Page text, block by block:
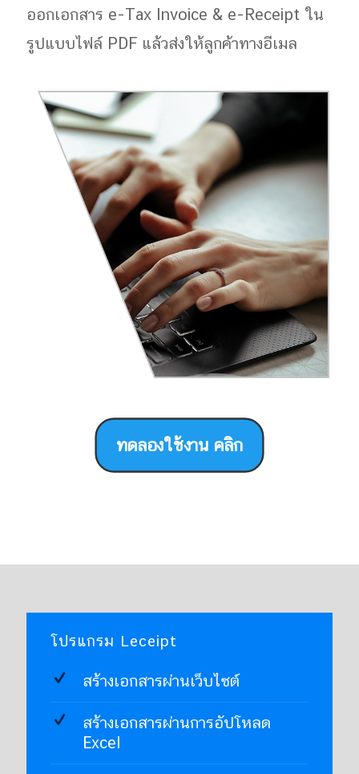
ออกเอกสาร e-Tax Invoice & e-Receipt ใน
รูปแบบไฟล์ PDF แล้วส่งให้ลูกค้าทางอีเมล
ทดลองใช้งาน คลิก
โปรแกรม Leceipt
สร้างเอกสารผ่านเว็บไซต์
สร้างเอกสารผ่านการอัปโหลด
Excel